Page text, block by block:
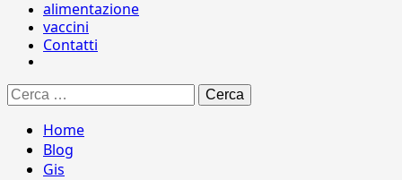
alimentazione
vaccini
Contatti
Ricerca
per:
Home
Blog
Gis